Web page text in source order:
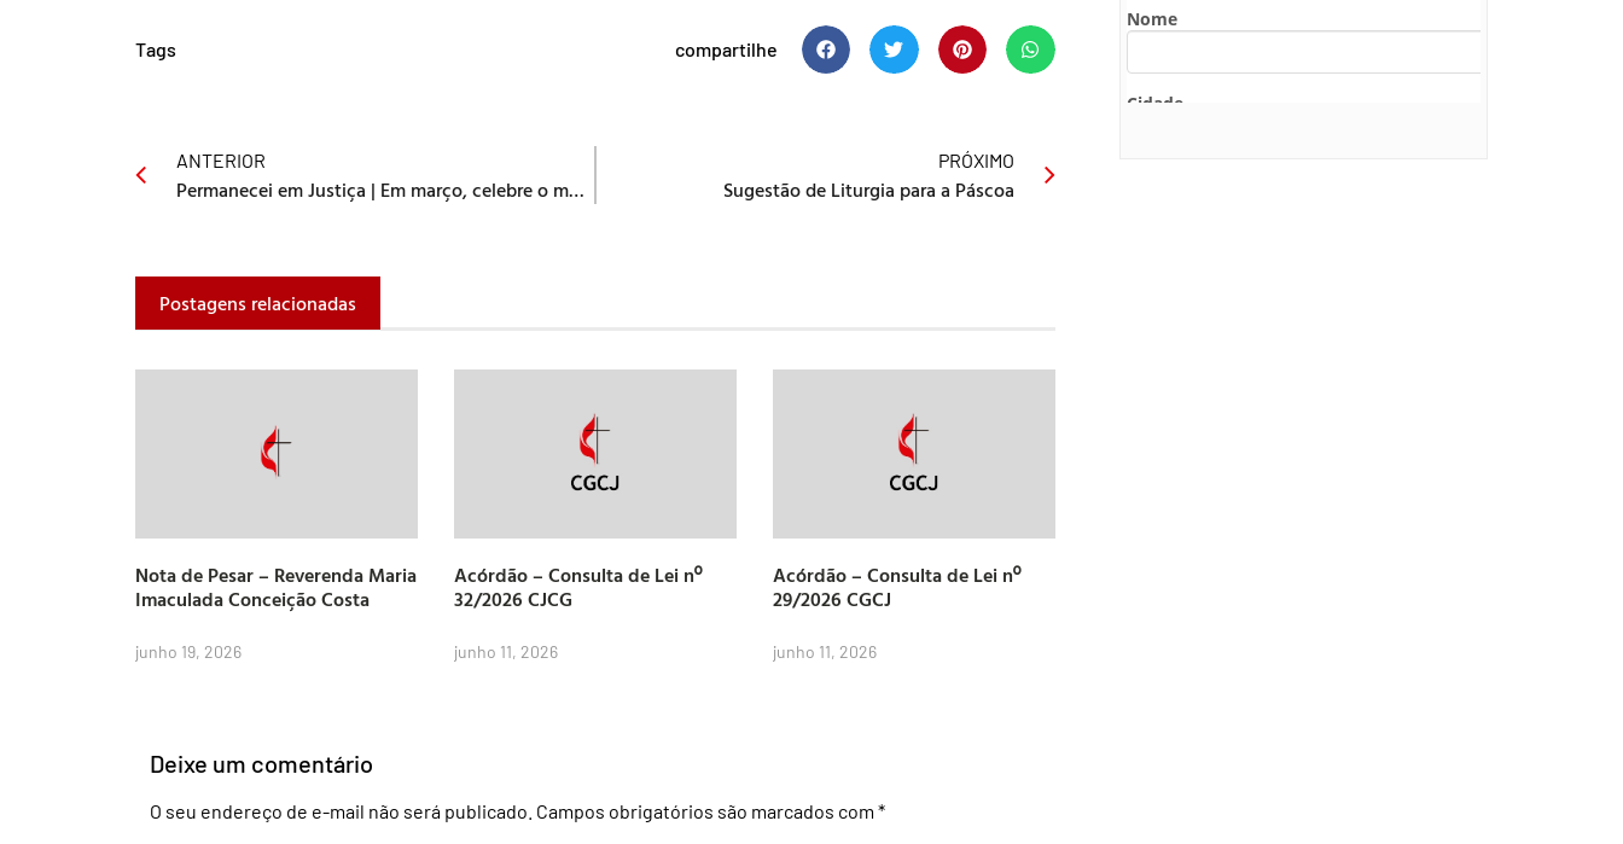
Tags compartilhe
ANTERIOR
Permanecei em Justiça | Em março, celebre o mês da mocidade
PRÓXIMO
Sugestão de Liturgia para a Páscoa
Postagens relacionadas
Nota de Pesar – Reverenda Maria
Imaculada Conceição Costa
junho 19, 2026
Acórdão – Consulta de Lei nº
32/2026 CJCG
junho 11, 2026
Acórdão – Consulta de Lei nº
29/2026 CGCJ
junho 11, 2026
Deixe um comentário
O seu endereço de e-mail não será publicado. Campos obrigatórios são marcados com *